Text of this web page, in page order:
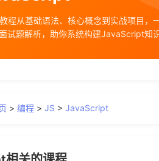
程从基础语法、核心概念到实战项目，
试题解析，助你系统构建JavaScript知
> 编程 > JS > JavaScript